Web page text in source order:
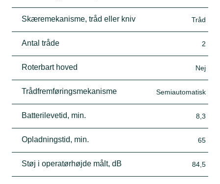
Skæremekanisme, tråd eller kniv Tråd
Antal tråde 2
Roterbart hoved Nej
Trådfremføringsmekanisme Semiautomatisk
Batterilevetid, min. 8,3
Opladningstid, min. 65
Støj i operatørhøjde målt, dB 84,5